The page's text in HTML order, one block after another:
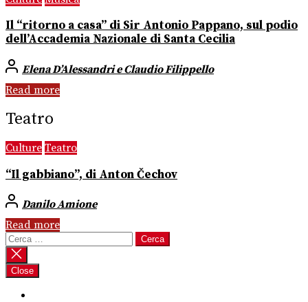
Il “ritorno a casa” di Sir Antonio Pappano, sul podio
dell’Accademia Nazionale di Santa Cecilia
Elena D’Alessandri e Claudio Filippello
Read more
Teatro
Culture Teatro
“Il gabbiano”, di Anton Čechov
Danilo Amione
Read more
Ricerca
per:
Close